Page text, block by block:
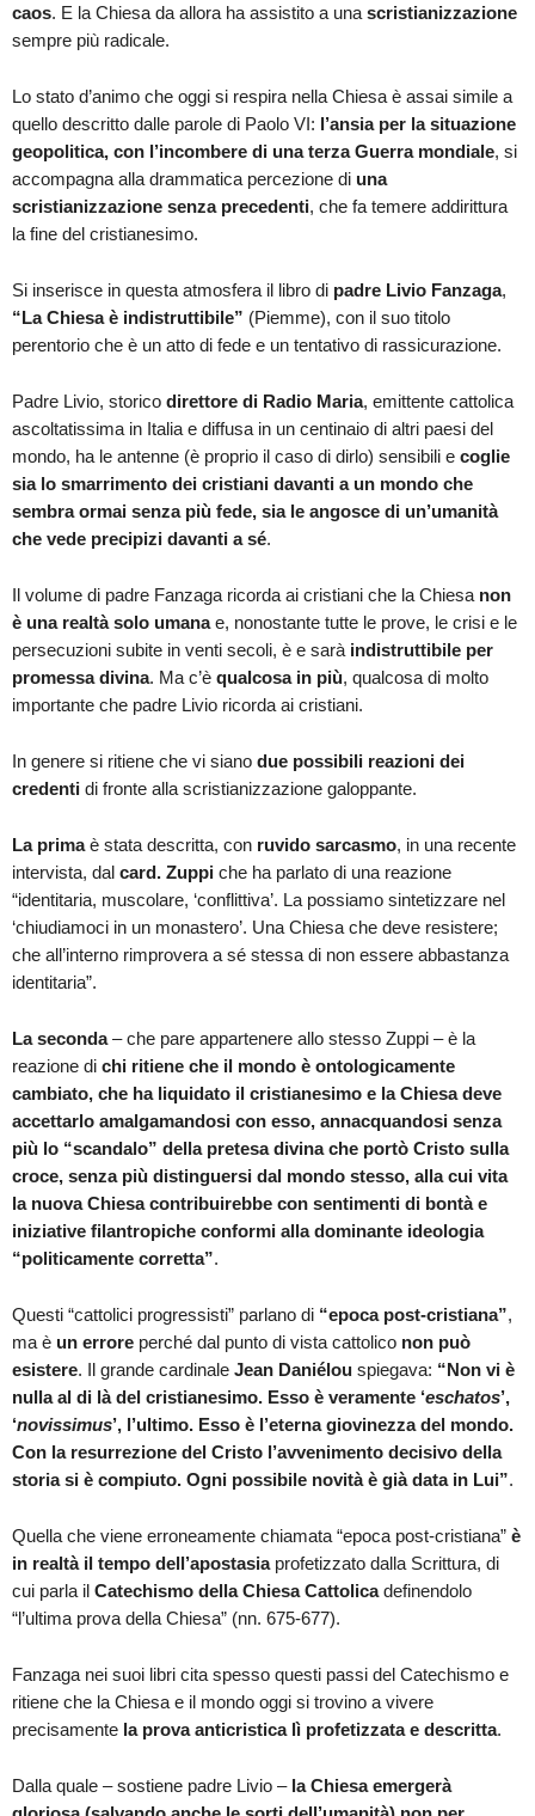
caos. E la Chiesa da allora ha assistito a una scristianizzazione
sempre più radicale.
Lo stato d’animo che oggi si respira nella Chiesa è assai simile a
quello descritto dalle parole di Paolo VI: l’ansia per la situazione
geopolitica, con l’incombere di una terza Guerra mondiale, si
accompagna alla drammatica percezione di una
scristianizzazione senza precedenti, che fa temere addirittura
la fine del cristianesimo.
Si inserisce in questa atmosfera il libro di padre Livio Fanzaga,
“La Chiesa è indistruttibile” (Piemme), con il suo titolo
perentorio che è un atto di fede e un tentativo di rassicurazione.
Padre Livio, storico direttore di Radio Maria, emittente cattolica
ascoltatissima in Italia e diffusa in un centinaio di altri paesi del
mondo, ha le antenne (è proprio il caso di dirlo) sensibili e coglie
sia lo smarrimento dei cristiani davanti a un mondo che
sembra ormai senza più fede, sia le angosce di un’umanità
che vede precipizi davanti a sé.
Il volume di padre Fanzaga ricorda ai cristiani che la Chiesa non
è una realtà solo umanae, nonostante tutte le prove, le crisi e le
persecuzioni subite in venti secoli, è e sarà indistruttibile per
promessa divina. Ma c’è qualcosa in più, qualcosa di molto
importante che padre Livio ricorda ai cristiani.
In genere si ritiene che vi siano due possibili reazioni dei
credenti di fronte alla scristianizzazione galoppante.
La primaè stata descritta, con ruvido sarcasmo, in una recente
intervista, dal card. Zuppi che ha parlato di una reazione
“identitaria, muscolare, ‘conflittiva’. La possiamo sintetizzare nel
‘chiudiamoci in un monastero’. Una Chiesa che deve resistere;
che all’interno rimprovera a sé stessa di non essere abbastanza
identitaria”.
La seconda– che pare appartenere allo stesso Zuppi – è la
reazione di chi ritiene che il mondo è ontologicamente
cambiato, che ha liquidato il cristianesimo e la Chiesa deve
accettarlo amalgamandosi con esso, annacquandosi senza
più lo “scandalo” della pretesa divina che portò Cristo sulla
croce, senza più distinguersi dal mondo stesso, alla cui vita
la nuova Chiesa contribuirebbe con sentimenti di bontà e
iniziative filantropiche conformi alla dominante ideologia
“politicamente corretta”.
Questi “cattolici progressisti” parlano di “epoca post-cristiana”,
ma è un errore perché dal punto di vista cattolico non può
esistere. Il grande cardinale Jean Daniélou spiegava: “Non vi è
nulla al di là del cristianesimo. Esso è veramente ‘eschatos’,
‘novissimus’, l’ultimo. Esso è l’eterna giovinezza del mondo.
Con la resurrezione del Cristo l’avvenimento decisivo della
storia si è compiuto. Ogni possibile novità è già data in Lui”.
Quella che viene erroneamente chiamata “epoca post-cristiana” è
in realtà il tempo dell’apostasiaprofetizzato dalla Scrittura, di
cui parla il Catechismo della Chiesa Cattolicadefinendolo
“l’ultima prova della Chiesa” (nn. 675-677).
Fanzaga nei suoi libri cita spesso questi passi del Catechismo e
ritiene che la Chiesa e il mondo oggi si trovino a vivere
precisamente la prova anticristica lì profetizzata e descritta.
Dalla quale – sostiene padre Livio – la Chiesa emergerà